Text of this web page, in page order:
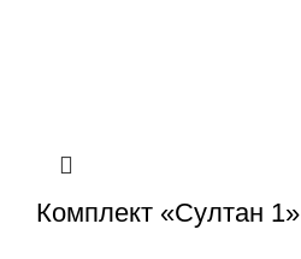
Комплект «Султан 1»